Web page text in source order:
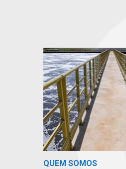
QUEM SOMOS